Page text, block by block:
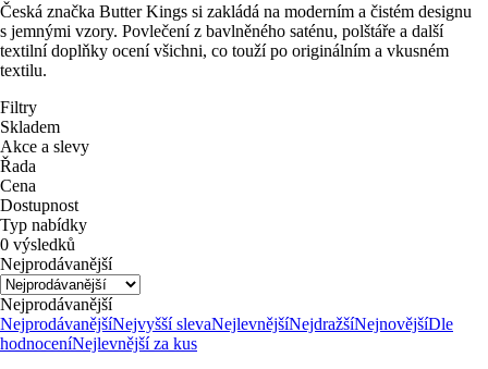
Česká značka Butter Kings si zakládá na moderním a čistém designu
s jemnými vzory. Povlečení z bavlněného saténu, polštáře a další
textilní doplňky ocení všichni, co touží po originálním a vkusném
textilu.
Filtry
Skladem
Akce a slevy
Řada
Cena
Dostupnost
Typ nabídky
0 výsledků
Nejprodávanější
Nejprodávanější
NejprodávanějšíNejvyšší slevaNejlevnějšíNejdražšíNejnovějšíDle
hodnoceníNejlevnější za kus